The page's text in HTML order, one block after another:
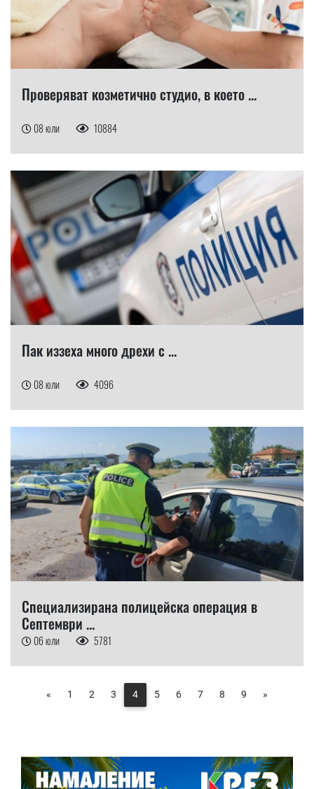
Проверяват козметично студио, в което ...
08 юли 10884
Пак иззеха много дрехи с ...
08 юли 4096
Специализирана полицейска операция в
Септември ...
06 юли 5781
« 1 2 3 4 5 6 7 8 9 »